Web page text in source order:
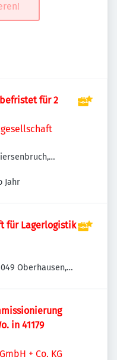
für 2
Jahr
für Lagerlogistik
Oberhausen,
in 41179
+ Co. KG